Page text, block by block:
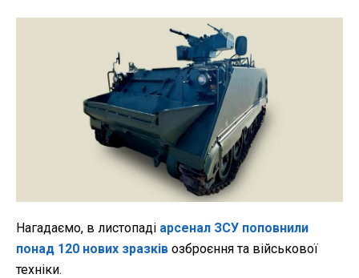
Нагадаємо, в листопаді арсенал ЗСУ поповнили
понад 120 нових зразків озброєння та військової
техніки.